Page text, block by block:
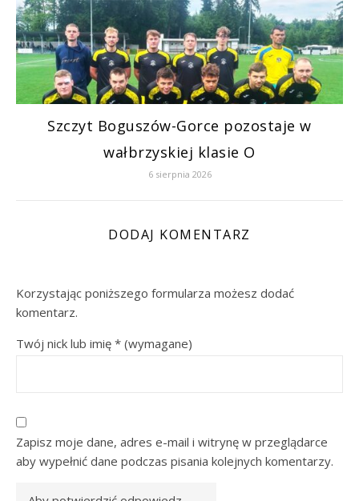
Szczyt Boguszów-Gorce pozostaje w
wałbrzyskiej klasie O
6 sierpnia 2026
DODAJ KOMENTARZ
Korzystając poniższego formularza możesz dodać
komentarz.
Twój nick lub imię * (wymagane)
Zapisz moje dane, adres e-mail i witrynę w przeglądarce
aby wypełnić dane podczas pisania kolejnych komentarzy.